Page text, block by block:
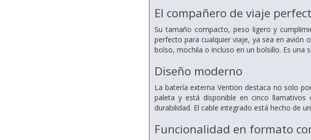
El compañero de viaje
Su tamaño compacto, peso ligero y
perfecto para cualquier viaje, ya sea en avión
bolso, mochila o incluso en un bolsillo. Es una
Diseño moderno
La batería externa Vention destaca no solo
paleta y está disponible en cinco
durabilidad. El cable integrado está hecho de
Funcionalidad en formato